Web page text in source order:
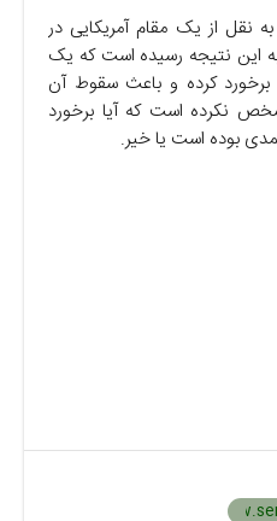
نقل از یک مقام آمریکایی در
این نتیجه رسیده است که یک
برخورد کرده و باعث سقوط آن
نکرده است که آیا برخورد
عمدی بوده است یا خیر.